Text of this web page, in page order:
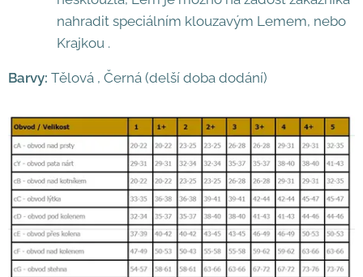
nahradit speciálním klouzavým Lemem, nebo
Krajkou .
Barvy: Tělová , Černá (delší doba dodání)